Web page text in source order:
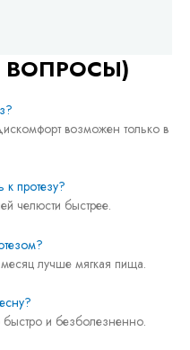
ВОПРОСЫ)
возможен только в
протезу?
челюсти быстрее.
лучше мягкая пища.
и безболезненно.